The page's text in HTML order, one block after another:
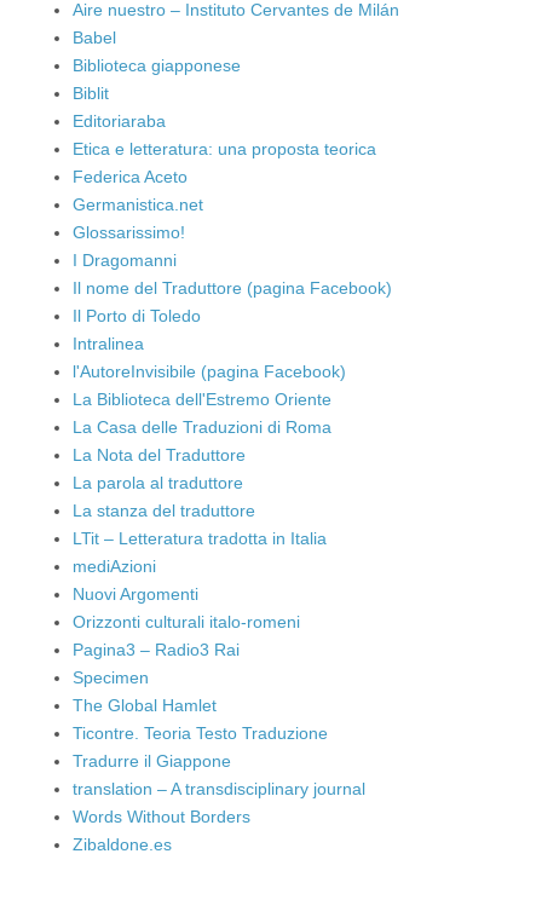
Aire nuestro – Instituto Cervantes de Milán
Babel
Biblioteca giapponese
Biblit
Editoriaraba
Etica e letteratura: una proposta teorica
Federica Aceto
Germanistica.net
Glossarissimo!
I Dragomanni
Il nome del Traduttore (pagina Facebook)
Il Porto di Toledo
Intralinea
l'AutoreInvisibile (pagina Facebook)
La Biblioteca dell'Estremo Oriente
La Casa delle Traduzioni di Roma
La Nota del Traduttore
La parola al traduttore
La stanza del traduttore
LTit – Letteratura tradotta in Italia
mediAzioni
Nuovi Argomenti
Orizzonti culturali italo-romeni
Pagina3 – Radio3 Rai
Specimen
The Global Hamlet
Ticontre. Teoria Testo Traduzione
Tradurre il Giappone
translation – A transdisciplinary journal
Words Without Borders
Zibaldone.es